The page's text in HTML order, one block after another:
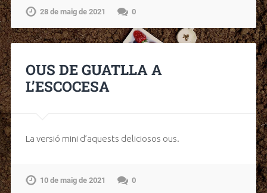
28 de maig de 2021 0
OUS DE GUATLLA A
L’ESCOCESA
La versió mini d’aquests deliciosos ous.
10 de maig de 2021 0